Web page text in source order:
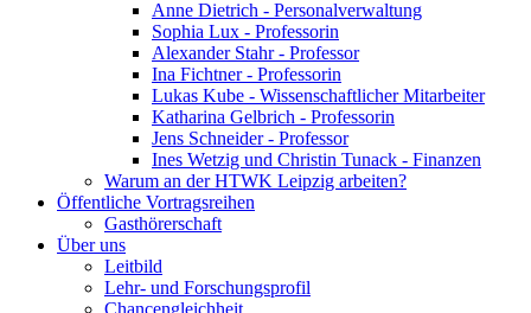
Anne Dietrich - Personalverwaltung
Sophia Lux - Professorin
Alexander Stahr - Professor
Ina Fichtner - Professorin
Lukas Kube - Wissenschaftlicher Mitarbeiter
Katharina Gelbrich - Professorin
Jens Schneider - Professor
Ines Wetzig und Christin Tunack - Finanzen
Warum an der HTWK Leipzig arbeiten?
Öffentliche Vortragsreihen
Gasthörerschaft
Über uns
Leitbild
Lehr- und Forschungsprofil
Chancengleichheit